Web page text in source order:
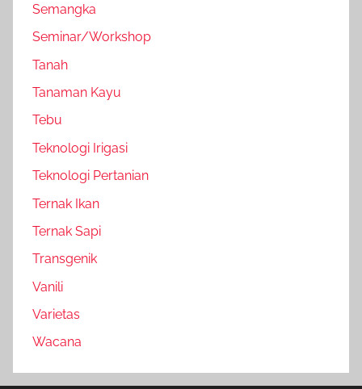
Semangka
Seminar/Workshop
Tanah
Tanaman Kayu
Tebu
Teknologi Irigasi
Teknologi Pertanian
Ternak Ikan
Ternak Sapi
Transgenik
Vanili
Varietas
Wacana